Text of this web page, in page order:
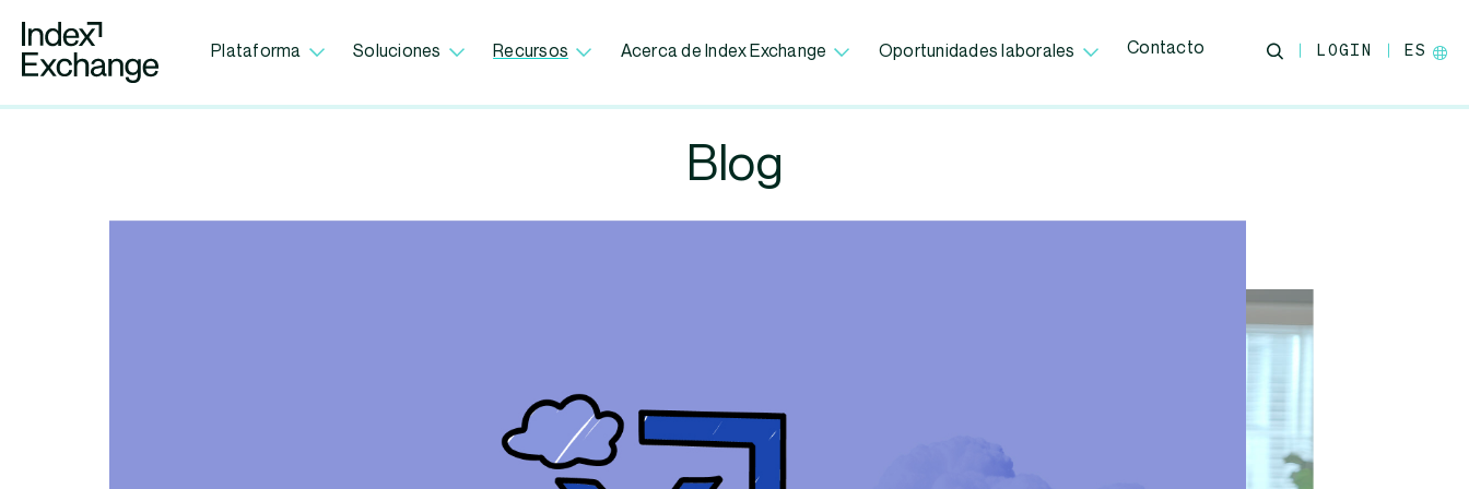
Index Exchange Home page
Plataforma Soluciones Recursos Acerca de Index Exchange Oportunidades laborales Contacto LOGIN ES
Blog